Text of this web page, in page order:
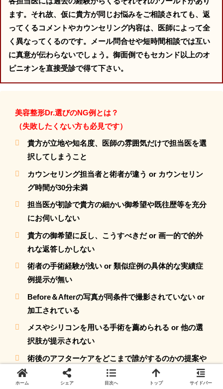
ます。それ故、仮に貴方が同じお悩みをご相談されても、返
ってくるコメントやカウンセリング内容は、医師によって全
く異なってくるのです。メール問合せや短時間相談では互い
に真意が伝わらないでしょう。御面倒でもセカンド以上のオ
ピニオンを直接受診で得て下さい。
美容整形Dr.選びのNG例とは？
（失敗したくない方も必見です）
貴方が立地や知名度、医師の雰囲気だけで担当医を選
択してしまうこと
カウンセリング担当者と術者が違う or カウンセリン
グ時間が30分未満
担当医が初診で貴方の細かい御希望や既往歴等を充分
にお伺いしない
貴方の御希望に反し、こうすべきだ or 画一的で的外
れな返答しかしない
術者の手術経験が浅い or 類似症例の具体的な実績症
例提示が無い
Before＆Afterの写真が同条件で撮影されていない or
加工されている
メスやシリコンを用いる手術を薦められる or 他の選
択肢が提示されない
術後のアフターケアをどこまで誰がするのかの提案や
実績が無い
ホーム シェア 目次へ トップ サイドバー